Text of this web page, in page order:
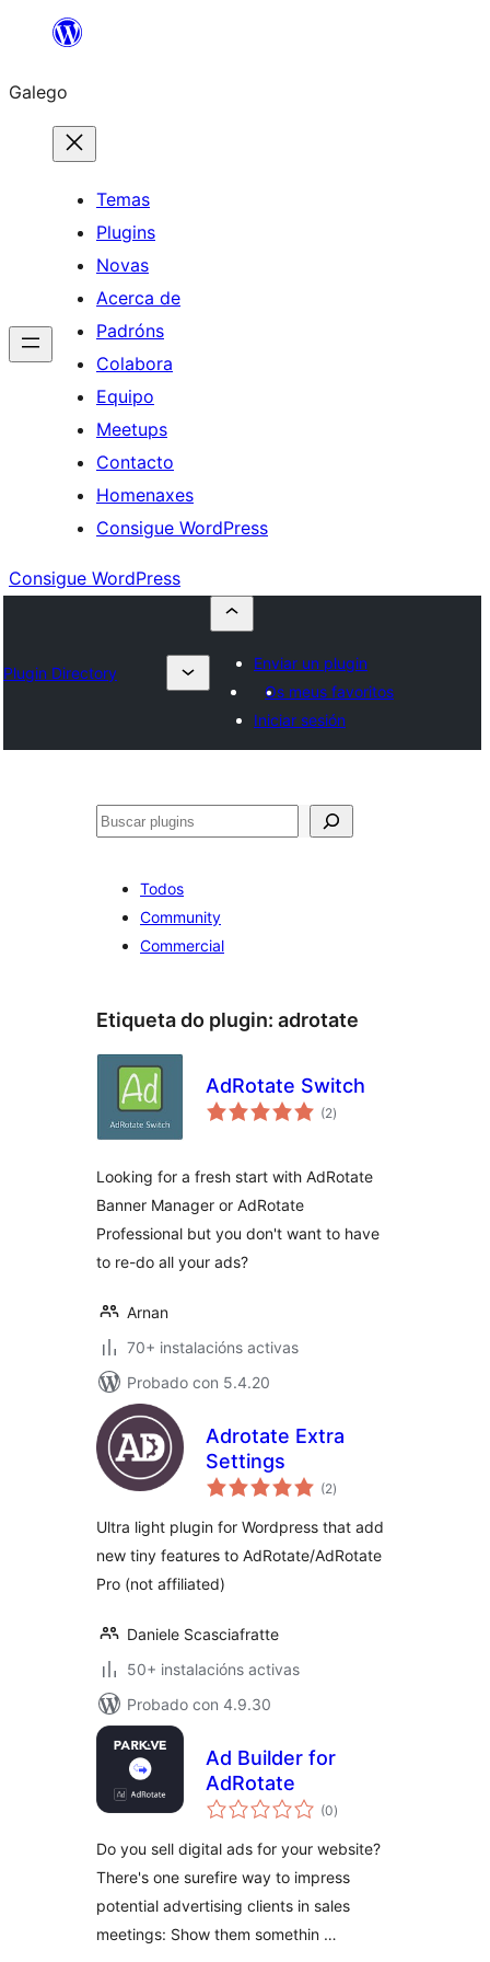
Saltar
contido
Galego
Temas
Plugins
Novas
Acerca de
Padróns
Colabora
Equipo
Meetups
Contacto
Homenaxes
Consigue WordPress
Consigue WordPress
Plugin Directory
Enviar un plugin
Os meus favoritos
Iniciar sesión
Buscar
Todos
Community
Commercial
Etiqueta do plugin: adrotate
AdRotate Switch
(2valoracións
totais
)
Looking for a fresh start with AdRotate
Banner Manager or AdRotate
Professional but you don't want to have
to re-do all your ads?
Arnan
70+ instalacións activas
Probado con 5.4.20
Adrotate Extra
Settings
(2valoracións
totais
)
Ultra light plugin for Wordpress that add
new tiny features to AdRotate/AdRotate
Pro (not affiliated)
Daniele Scasciafratte
50+ instalacións activas
Probado con 4.9.30
Ad Builder for
AdRotate
(0valoracións
totais
)
Do you sell digital ads for your website?
There's one surefire way to impress
potential advertising clients in sales
meetings: Show them somethin …